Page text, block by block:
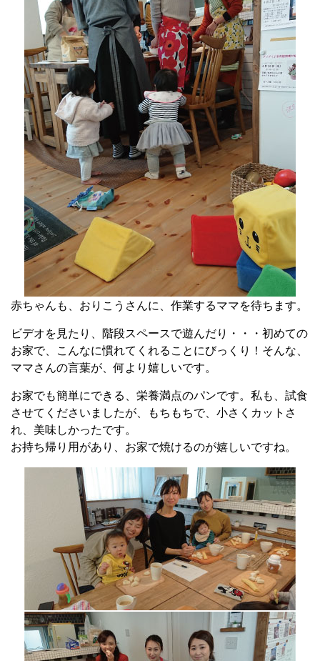
赤ちゃんも、おりこうさんに、作業するママを待ちます。
ビデオを見たり、階段スペースで遊んだり・・・初めての
お家で、こんなに慣れてくれることにびっくり！そんな、
ママさんの言葉が、何より嬉しいです。
お家でも簡単にできる、栄養満点のパンです。私も、試食
させてくださいましたが、もちもちで、小さくカットさ
れ、美味しかったです。
お持ち帰り用があり、お家で焼けるのが嬉しいですね。